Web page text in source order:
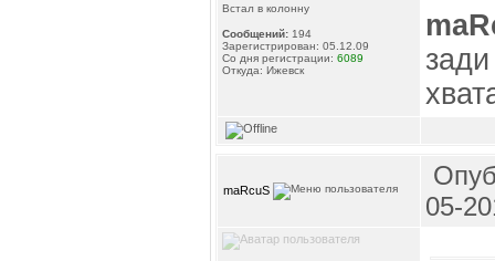
Встал в колонну
Сообщений: 194
Зарегистрирован: 05.12.09
Со дня регистрации: 6089
Откуда: Ижевск
maRcuS
05-